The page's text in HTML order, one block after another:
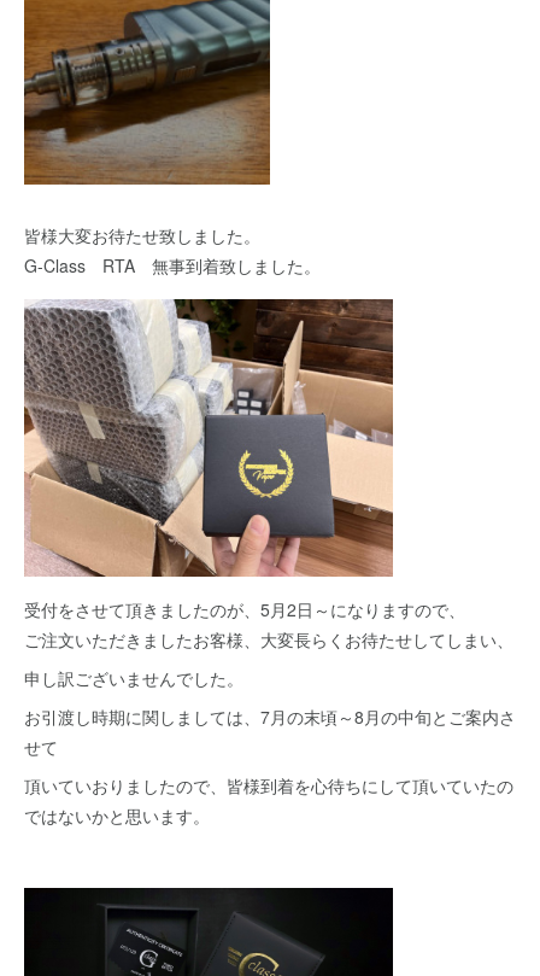
皆様大変お待たせ致しました。
G-Class RTA 無事到着致しました。
受付をさせて頂きましたのが、5月2日～になりますので、
ご注文いただきましたお客様、大変長らくお待たせしてしまい、
申し訳ございませんでした。
お引渡し時期に関しましては、7月の末頃～8月の中旬とご案内さ
せて
頂いていおりましたので、皆様到着を心待ちにして頂いていたの
ではないかと思います。